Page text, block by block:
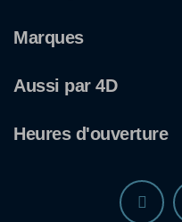
Marques
Aussi par 4D
Heures d'ouverture